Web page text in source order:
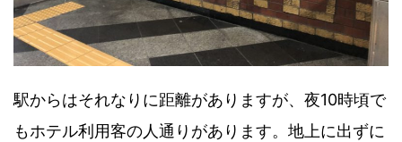
駅からはそれなりに距離がありますが、夜10時頃で
もホテル利用客の人通りがあります。地上に出ずに